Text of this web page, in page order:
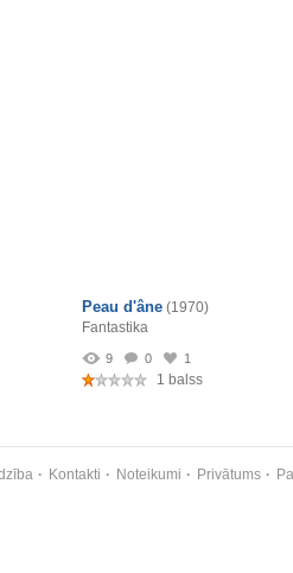
Peau d'âne (1970)
Fantastika
9 0 1
1 balss
Kontakti Noteikumi Privātums